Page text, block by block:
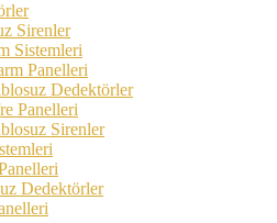
Sirenler
Sistemleri
Panelleri
Dedektörler
Panelleri
Sirenler
Dedektörler